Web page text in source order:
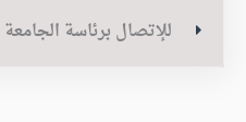
للإتصال برئاسة الجامعة